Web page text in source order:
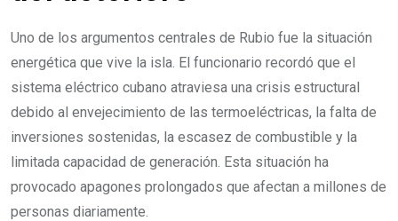
Uno de los argumentos centrales de Rubio fue la situación
energética que vive la isla. El funcionario recordó que el
sistema eléctrico cubano atraviesa una crisis estructural
debido al envejecimiento de las termoeléctricas, la falta de
inversiones sostenidas, la escasez de combustible y la
limitada capacidad de generación. Esta situación ha
provocado apagones prolongados que afectan a millones de
personas diariamente.